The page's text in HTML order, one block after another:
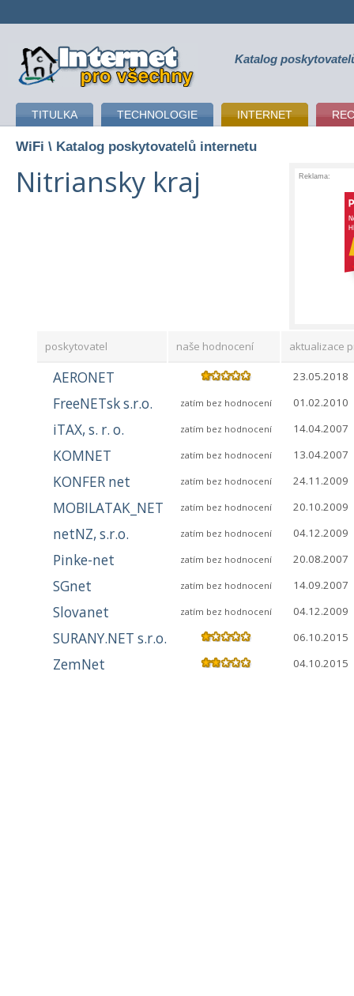
připojení k internetu Katalog
TITULKA TECHNOLOGIE INTERNET
WiFi \ Katalog poskytovatelů internetu
Reklama:
Nitriansky kraj
poskytovatel naše hodnocení aktualizace
AERONET 23.05.2018
FreeNETsk s.r.o. zatím bez hodnocení 01.02.2010
iTAX, s. r. o. zatím bez hodnocení 14.04.2007
KOMNET zatím bez hodnocení 13.04.2007
KONFER net zatím bez hodnocení 24.11.2009
MOBILATAK_NET zatím bez hodnocení 20.10.2009
netNZ, s.r.o. zatím bez hodnocení 04.12.2009
Pinke-net zatím bez hodnocení 20.08.2007
SGnet zatím bez hodnocení 14.09.2007
Slovanet zatím bez hodnocení 04.12.2009
SURANY.NET s.r.o. 06.10.2015
ZemNet 04.10.2015